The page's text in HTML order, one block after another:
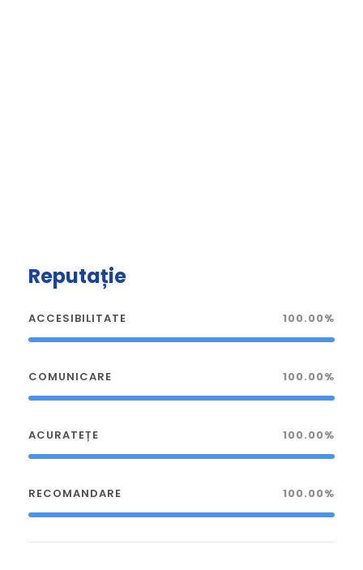
Reputație
ACCESIBILITATE 100.00%
COMUNICARE 100.00%
ACURATEȚE 100.00%
RECOMANDARE 100.00%